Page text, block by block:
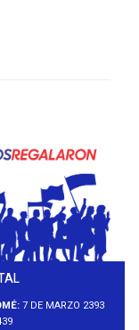
7 DE MARZO 2393